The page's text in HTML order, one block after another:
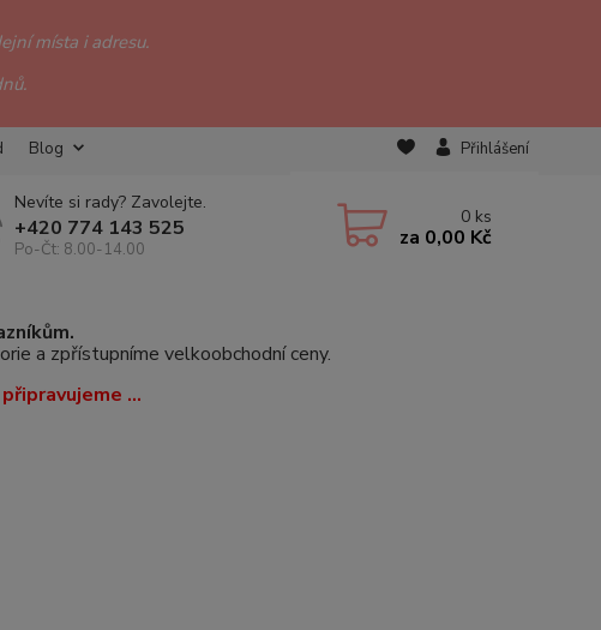
místa i adresu.
Blog Přihlášení
Nevíte si rady? Zavolejte.
+420 774 143 525
Po-Čt: 8.00-14.00
0 ks
za 0,00 Kč
a zpřístupníme velkoobchodní ceny.
...